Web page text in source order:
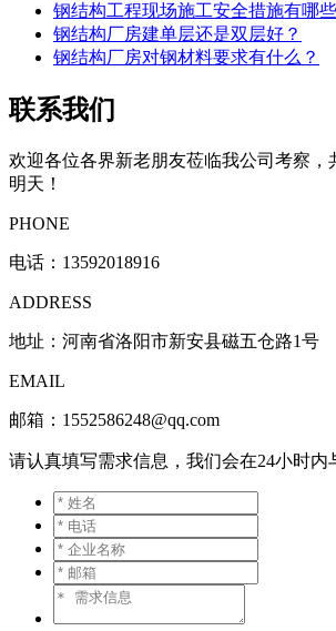
钢结构工程现场施工安全措施有哪
钢结构厂房建单层还是双层好？
钢结构厂房对钢材料要求有什么？
联系我们
欢迎各位各界新老朋友莅临我公司考察，
明天！
PHONE
电话： 13592018916
ADDRESS
地址：河南省洛阳市新安县磁五仓路1号
EMAIL
邮箱：1552586248@qq.com
请认真填写需求信息，我们会在24小时内